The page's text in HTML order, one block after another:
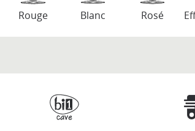
Rouge Blanc Rosé